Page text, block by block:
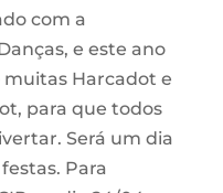
com a
e este ano
muitas Harcadot e
para que todos
Será um dia
Para